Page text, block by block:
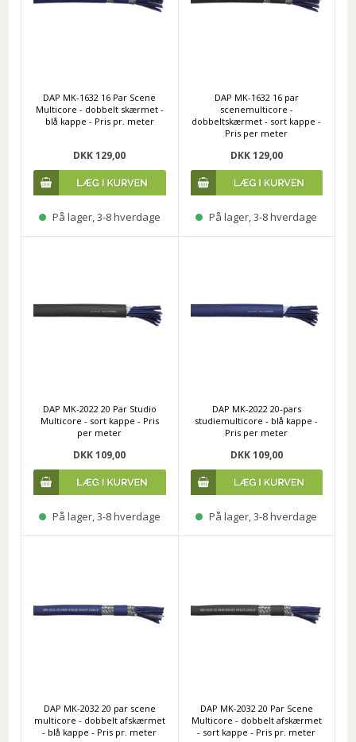
DAP MK-1632 16 Par Scene
Multicore - dobbelt skærmet -
blå kappe - Pris pr. meter
DKK 129,00
På lager, 3-8 hverdage
DAP MK-1632 16 par
scenemulticore -
dobbeltskærmet - sort kappe -
Pris per meter
DKK 129,00
På lager, 3-8 hverdage
DAP MK-2022 20 Par Studio
Multicore - sort kappe - Pris
per meter
DKK 109,00
På lager, 3-8 hverdage
DAP MK-2022 20-pars
studiemulticore - blå kappe -
Pris per meter
DKK 109,00
På lager, 3-8 hverdage
DAP MK-2032 20 par scene
multicore - dobbelt afskærmet
- blå kappe - Pris pr. meter
DAP MK-2032 20 Par Scene
Multicore - dobbelt afskærmet
- sort kappe - Pris pr. meter